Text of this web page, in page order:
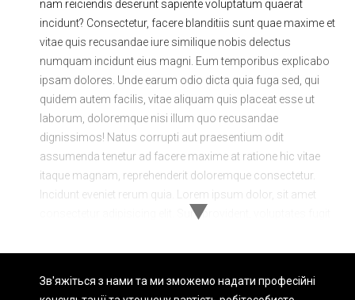
Зв'яжіться з нами та ми зможемо надати професійні
nam reiciendis deserunt sapiente voluptatum quaerat
incidunt? Consectetur, facere blanditiis sunt quae maxime et
vitae quis recusandae iure similique nobis delectus
numquam incidunt eius magni. Eum temporibus explicabo
ipsam dolores. Unde earum odio dicta quia fuga sed, qui
quidem autem facilis, vitae aliquam quis placeat esse ut
laborum, doloremque nisi illum quo recusandae
dignissimos! Natus corrupti aut praesentium odit
assumenda tenetur ad facere maxime at ratione hic vitae
itaque magnam, reprehenderit doloremque consectetur.
Incidunt eveniet rerum quia. Lorem ipsum dolor, sit amet
consectetur adipisicing elit. Sunt provident, voluptates fugit
possimus quidem tenetur delectus exercitationem dolorem
veritatis magni accusantium ad quos! Voluptatibus